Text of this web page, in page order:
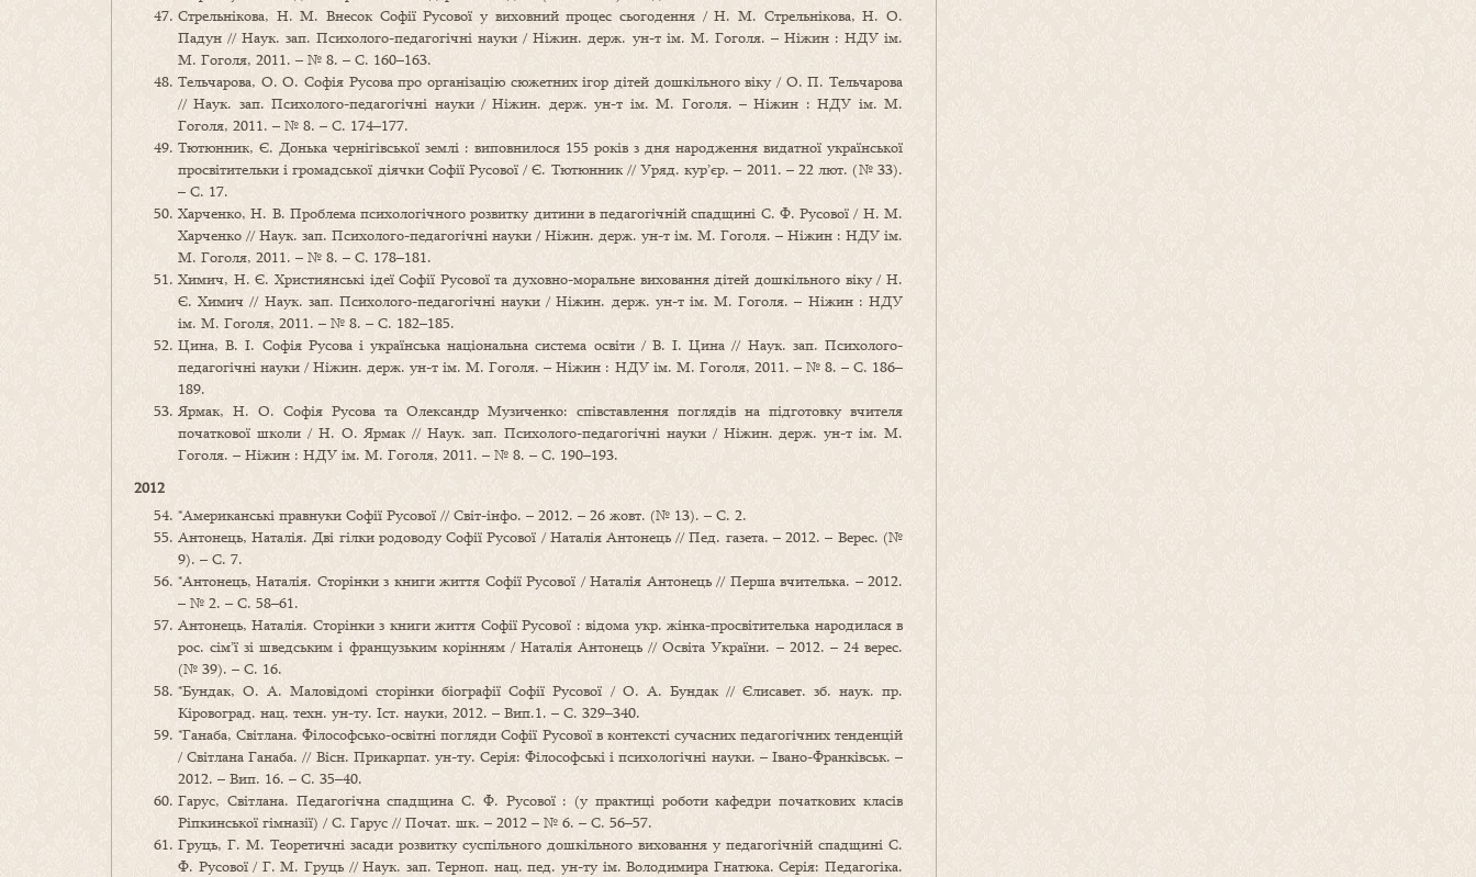
Стрельнікова, Н. М. Внесок Софії Русової у виховний процес сьогодення / Н. М. Стрельнікова, Н. О.
Падун // Наук. зап. Психолого-педагогічні науки / Ніжин. держ. ун-т ім. М. Гоголя. – Ніжин : НДУ ім.
М. Гоголя, 2011. – № 8. – С. 160–163.
Тельчарова, О. О. Софія Русова про організацію сюжетних ігор дітей дошкільного віку / О. П. Тельчарова
// Наук. зап. Психолого-педагогічні науки / Ніжин. держ. ун-т ім. М. Гоголя. – Ніжин : НДУ ім. М.
Гоголя, 2011. – № 8. – С. 174–177.
Тютюнник, Є. Донька чернігівської землі : виповнилося 155 років з дня народження видатної української
просвітительки і громадської діячки Софії Русової / Є. Тютюнник // Уряд. кур’єр. – 2011. – 22 лют. (№ 33).
– С. 17.
Харченко, Н. В. Проблема психологічного розвитку дитини в педагогічній спадщині С. Ф. Русової / Н. М.
Харченко // Наук. зап. Психолого-педагогічні науки / Ніжин. держ. ун-т ім. М. Гоголя. – Ніжин : НДУ ім.
М. Гоголя, 2011. – № 8. – С. 178–181.
Химич, Н. Є. Християнські ідеї Софії Русової та духовно-моральне виховання дітей дошкільного віку / Н.
Є. Химич // Наук. зап. Психолого-педагогічні науки / Ніжин. держ. ун-т ім. М. Гоголя. – Ніжин : НДУ
ім. М. Гоголя, 2011. – № 8. – С. 182–185.
Цина, В. І. Софія Русова і українська національна система освіти / В. І. Цина // Наук. зап. Психолого-
педагогічні науки / Ніжин. держ. ун-т ім. М. Гоголя. – Ніжин : НДУ ім. М. Гоголя, 2011. – № 8. – С. 186–
189.
Ярмак, Н. О. Софія Русова та Олександр Музиченко: співставлення поглядів на підготовку вчителя
початкової школи / Н. О. Ярмак // Наук. зап. Психолого-педагогічні науки / Ніжин. держ. ун-т ім. М.
Гоголя. – Ніжин : НДУ ім. М. Гоголя, 2011. – № 8. – С. 190–193.
2012
*Американські правнуки Софії Русової // Світ-інфо. – 2012. – 26 жовт. (№ 13). – С. 2.
Антонець, Наталія. Дві гілки родоводу Софії Русової / Наталія Антонець // Пед. газета. – 2012. – Верес. (№
9). – С. 7.
*Антонець, Наталія. Сторінки з книги життя Софії Русової / Наталія Антонець // Перша вчителька. – 2012.
– № 2. – С. 58–61.
Антонець, Наталія. Сторінки з книги життя Софії Русової : відома укр. жінка-просвітителька народилася в
рос. сім’ї зі шведським і французьким корінням / Наталія Антонець // Освіта України. – 2012. – 24 верес.
(№ 39). – С. 16.
*Бундак, О. А. Маловідомі сторінки біографії Софії Русової / О. А. Бундак // Єлисавет. зб. наук. пр.
Кіровоград. нац. техн. ун-ту. Іст. науки, 2012. – Вип.1. – С. 329–340.
*Ганаба, Світлана. Філософсько-освітні погляди Софії Русової в контексті сучасних педагогічних тенденцій
/ Світлана Ганаба. // Вісн. Прикарпат. ун-ту. Серія: Філософські і психологічні науки. – Івано-Франківськ. –
2012. – Вип. 16. – С. 35–40.
Гарус, Світлана. Педагогічна спадщина С. Ф. Русової : (у практиці роботи кафедри початкових класів
Ріпкинської гімназії) / С. Гарус // Почат. шк. – 2012 – № 6. – С. 56–57.
Груць, Г. М. Теоретичні засади розвитку суспільного дошкільного виховання у педагогічній спадщині С.
Ф. Русової / Г. М. Груць // Наук. зап. Терноп. нац. пед. ун-ту ім. Володимира Гнатюка. Серія: Педагогіка.